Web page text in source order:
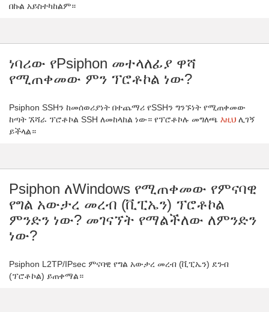
በኩል አይስተካከልም።
ነባሪው የPsiphon መተላለፊያ ዋሻ
የሚጠቀመው ምን ፕሮቶኮል ነው?
Psiphon SSHን ከመሰወሪያነት በተጨማሪ የSSHን ግንኙነት የሚጠቀመው
ከጣት ኧሻራ ፕሮቶኮል SSH ለመከላከል ነው። የፕሮቶኮሉ መግለጫ እዚህ ሊገኝ
ይችላል።
Psiphon ለWindows የሚጠቀመው የምናባዊ
የግል አውታረ መረብ (ቪፒኤን) ፕሮቶኮል
ምንድን ነው? መገናኘት የማልችለው ለምንድን
ነው?
Psiphon L2TP/IPsec ምናባዊ የግል አውታረ መረብ (ቪፒኤን) ደንብ
(ፕሮቶኮል) ይጠቀማል።